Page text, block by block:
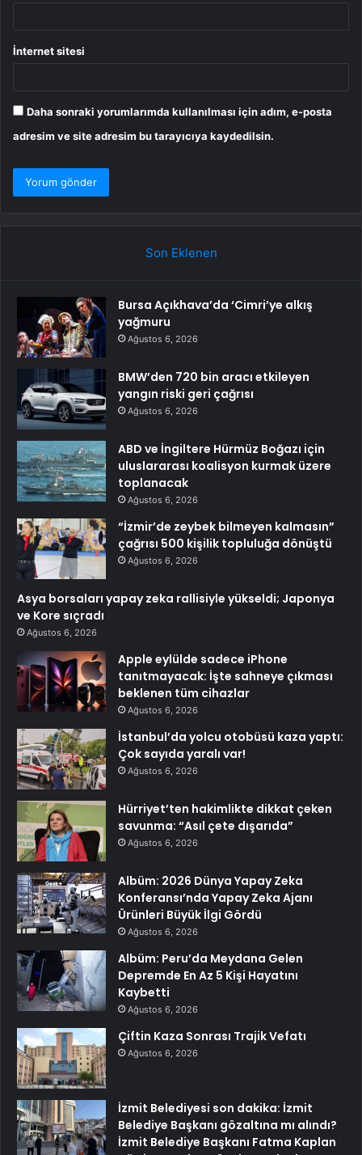
İnternet sitesi
Daha sonraki yorumlarımda kullanılması için adım, e-posta
adresim ve site adresim bu tarayıcıya kaydedilsin.
Son Eklenen
Bursa Açıkhava’da ‘Cimri’ye alkış
yağmuru
Ağustos 6, 2026
BMW’den 720 bin aracı etkileyen
yangın riski geri çağrısı
Ağustos 6, 2026
ABD ve İngiltere Hürmüz Boğazı için
uluslararası koalisyon kurmak üzere
toplanacak
Ağustos 6, 2026
“İzmir’de zeybek bilmeyen kalmasın”
çağrısı 500 kişilik topluluğa dönüştü
Ağustos 6, 2026
Asya borsaları yapay zeka rallisiyle yükseldi; Japonya
ve Kore sıçradı
Ağustos 6, 2026
Apple eylülde sadece iPhone
tanıtmayacak: İşte sahneye çıkması
beklenen tüm cihazlar
Ağustos 6, 2026
İstanbul’da yolcu otobüsü kaza yaptı:
Çok sayıda yaralı var!
Ağustos 6, 2026
Hürriyet’ten hakimlikte dikkat çeken
savunma: “Asıl çete dışarıda”
Ağustos 6, 2026
Albüm: 2026 Dünya Yapay Zeka
Konferansı’nda Yapay Zeka Ajanı
Ürünleri Büyük İlgi Gördü
Ağustos 6, 2026
Albüm: Peru’da Meydana Gelen
Depremde En Az 5 Kişi Hayatını
Kaybetti
Ağustos 6, 2026
Çiftin Kaza Sonrası Trajik Vefatı
Ağustos 6, 2026
İzmit Belediyesi son dakika: İzmit
Belediye Başkanı gözaltına mı alındı?
İzmit Belediye Başkanı Fatma Kaplan